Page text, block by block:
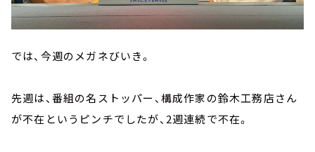
では、今週のメガネびいき。
先週は、番組の名ストッパー、構成作家の鈴木工務店さん
が不在というピンチでしたが、2週連続で不在。